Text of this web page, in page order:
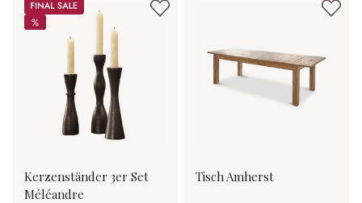
Sale
%
%
Kerzenständer 3er Set
Méléandre
Tisch Amherst